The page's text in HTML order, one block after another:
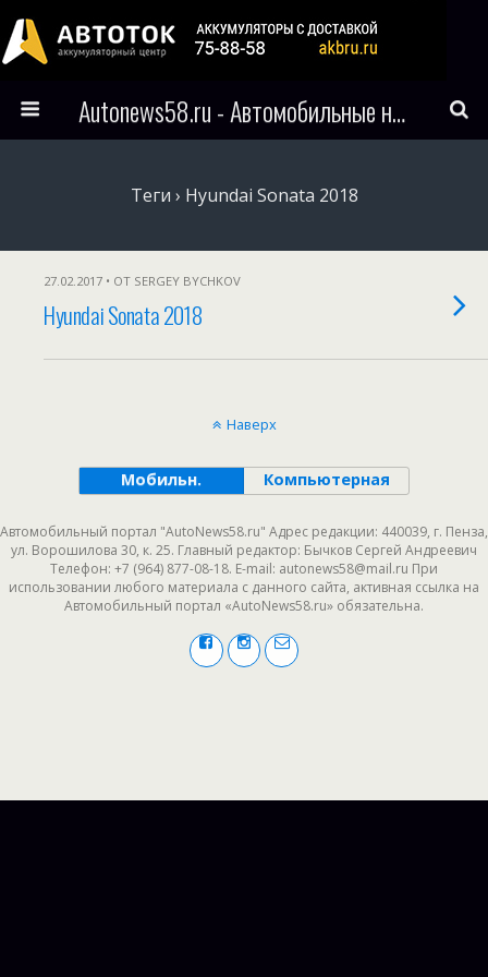
Autonews58.ru - Автомобильные новости Пензы и всего мира
Теги › Hyundai Sonata 2018
27.02.2017 • ОТ SERGEY BYCHKOV
Hyundai Sonata 2018
Наверх
Мобильн. Компьютерная
Автомобильный портал "AutoNews58.ru" Адрес редакции: 440039, г. Пенза,
ул. Ворошилова 30, к. 25. Главный редактор: Бычков Сергей Андреевич
Телефон: +7 (964) 877-08-18. E-mail: autonews58@mail.ru При
использовании любого материала с данного сайта, активная ссылка на
Автомобильный портал «AutoNews58.ru» обязательна.